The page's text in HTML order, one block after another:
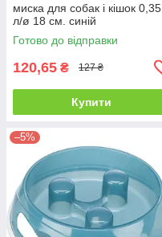
миска для собак і кішок 0,35
л/ø 18 см. синій
Готово до відправки
120,65 ₴ 127 ₴
Купити
–5%